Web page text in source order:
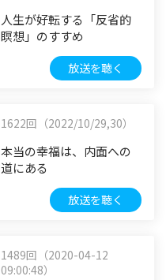
人生が好転する「反省的
瞑想」のすすめ
放送を聴く
1622回（2022/10/29,30）
本当の幸福は、内面への
道にある
放送を聴く
1489回（2020-04-12
09:00:48）